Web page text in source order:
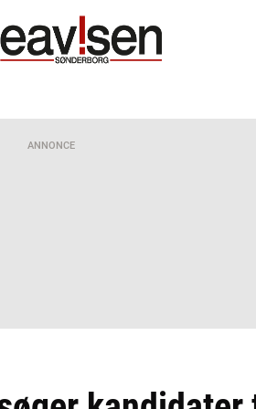
ANNONCE